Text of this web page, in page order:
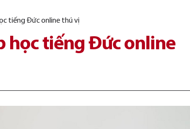
tiếng Đức online thú vị
học tiếng Đức online